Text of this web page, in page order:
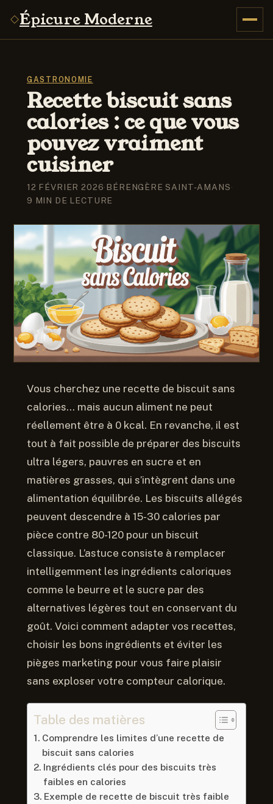
Épicure Moderne
GASTRONOMIE
Recette biscuit sans
calories : ce que vous
pouvez vraiment
cuisiner
12 FÉVRIER 2026·BÉRENGÈRE SAINT-AMANS·
9 MIN DE LECTURE
Vous cherchez une recette de biscuit sans
calories… mais aucun aliment ne peut
réellement être à 0 kcal. En revanche, il est
tout à fait possible de préparer des biscuits
ultra légers, pauvres en sucre et en
matières grasses, qui s’intègrent dans une
alimentation équilibrée. Les biscuits allégés
peuvent descendre à 15-30 calories par
pièce contre 80-120 pour un biscuit
classique. L’astuce consiste à remplacer
intelligemment les ingrédients caloriques
comme le beurre et le sucre par des
alternatives légères tout en conservant du
goût. Voici comment adapter vos recettes,
choisir les bons ingrédients et éviter les
pièges marketing pour vous faire plaisir
sans exploser votre compteur calorique.
Table des matières
Comprendre les limites d’une recette de
biscuit sans calories
Ingrédients clés pour des biscuits très
faibles en calories
Exemple de recette de biscuit très faible